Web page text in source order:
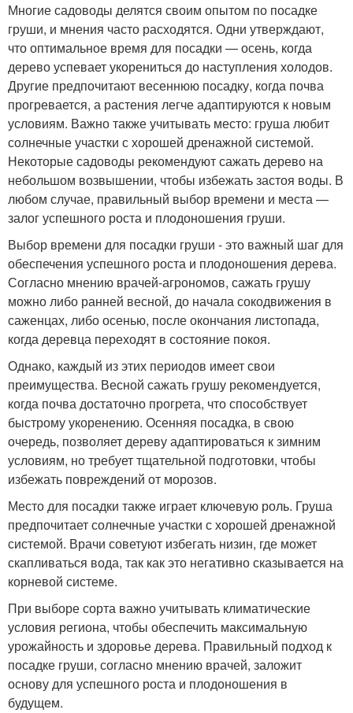
Многие садоводы делятся своим опытом по посадке
груши, и мнения часто расходятся. Одни утверждают,
что оптимальное время для посадки — осень, когда
дерево успевает укорениться до наступления холодов.
Другие предпочитают весеннюю посадку, когда почва
прогревается, а растения легче адаптируются к новым
условиям. Важно также учитывать место: груша любит
солнечные участки с хорошей дренажной системой.
Некоторые садоводы рекомендуют сажать дерево на
небольшом возвышении, чтобы избежать застоя воды. В
любом случае, правильный выбор времени и места —
залог успешного роста и плодоношения груши.
Выбор времени для посадки груши - это важный шаг для
обеспечения успешного роста и плодоношения дерева.
Согласно мнению врачей-агрономов, сажать грушу
можно либо ранней весной, до начала сокодвижения в
саженцах, либо осенью, после окончания листопада,
когда деревца переходят в состояние покоя.
Однако, каждый из этих периодов имеет свои
преимущества. Весной сажать грушу рекомендуется,
когда почва достаточно прогрета, что способствует
быстрому укоренению. Осенняя посадка, в свою
очередь, позволяет дереву адаптироваться к зимним
условиям, но требует тщательной подготовки, чтобы
избежать повреждений от морозов.
Место для посадки также играет ключевую роль. Груша
предпочитает солнечные участки с хорошей дренажной
системой. Врачи советуют избегать низин, где может
скапливаться вода, так как это негативно сказывается на
корневой системе.
При выборе сорта важно учитывать климатические
условия региона, чтобы обеспечить максимальную
урожайность и здоровье дерева. Правильный подход к
посадке груши, согласно мнению врачей, заложит
основу для успешного роста и плодоношения в
будущем.